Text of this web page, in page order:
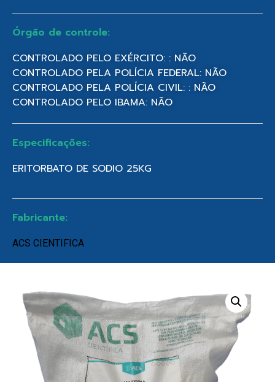
Órgão de controle:
CONTROLADO PELO EXÉRCITO: : NÃO
CONTROLADO PELA POLÍCIA FEDERAL: NÃO
CONTROLADO PELA POLÍCIA CIVIL: : NÃO
CONTROLADO PELO IBAMA: NÃO
Especificações:
ERITORBATO DE SODIO 25KG
Fabricante:
ACS CIENTIFICA